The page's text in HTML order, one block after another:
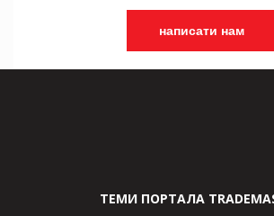
написати нам
ТЕМИ ПОРТАЛА